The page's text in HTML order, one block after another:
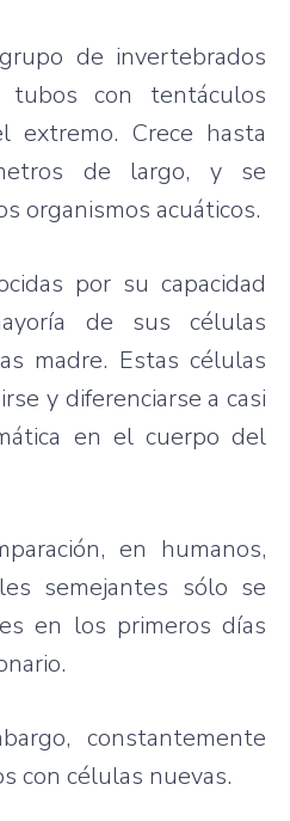
de invertebrados
con tentáculos
extremo. Crece hasta
de largo, y se
organismos acuáticos.
por su capacidad
de sus células
madre. Estas células
y diferenciarse a casi
en el cuerpo del
en humanos,
semejantes sólo se
en los primeros días
constantemente
con células nuevas.